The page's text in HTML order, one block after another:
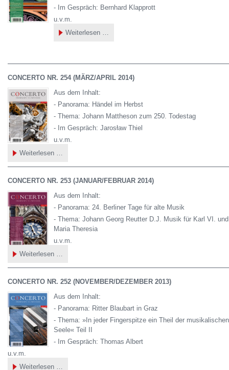
- Im Gespräch: Bernhard Klapprott
u.v.m.
Weiterlesen …
CONCERTO NR. 254 (MÄRZ/APRIL 2014)
Aus dem Inhalt:
- Panorama: Händel im Herbst
- Thema: Johann Mattheson zum 250. Todestag
- Im Gespräch: Jarosław Thiel
u.v.m.
Weiterlesen …
254
2014)
CONCERTO NR. 253 (JANUAR/FEBRUAR 2014)
Aus dem Inhalt:
- Panorama: 24. Berliner Tage für alte Musik
- Thema: Johann Georg Reutter D.J. Musik für Karl VI. und
Maria Theresia
u.v.m.
Weiterlesen …
253
2014)
CONCERTO NR. 252 (NOVEMBER/DEZEMBER 2013)
Aus dem Inhalt:
- Panorama: Ritter Blaubart in Graz
- Thema: »In jeder Fingerspitze ein Theil der musikalischen
Seele« Teil II
- Im Gespräch: Thomas Albert
u.v.m.
Weiterlesen …